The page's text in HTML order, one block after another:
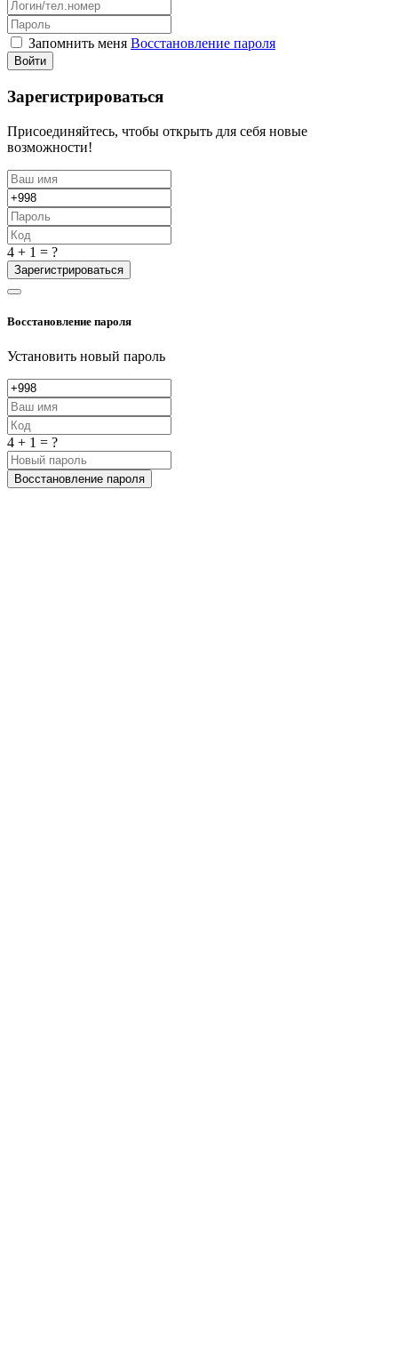
Запомнить меня Восстановление пароля
Войти
Зарегистрироваться
Присоединяйтесь, чтобы открыть для себя новые
возможности!
4 + 1 = ?
Зарегистрироваться
Восстановление пароля
Установить новый пароль
4 + 1 = ?
Восстановление пароля